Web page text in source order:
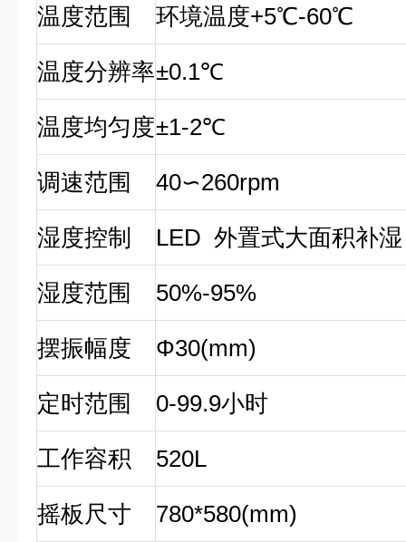
温度范围 环境温度+5℃-60℃
温度分辨率±0.1℃
温度均匀度±1-2℃
调速范围 40∽260rpm
湿度控制 LED 外置式大面积补湿
湿度范围 50%-95%
摆振幅度 Φ30(mm)
定时范围 0-99.9小时
工作容积 520L
摇板尺寸 780*580(mm)